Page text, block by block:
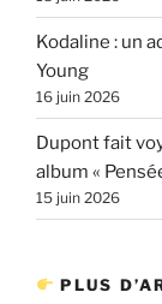
Kodaline : un
Young
16 juin 2026
Dupont fait
album «
15 juin 2026
PLUS